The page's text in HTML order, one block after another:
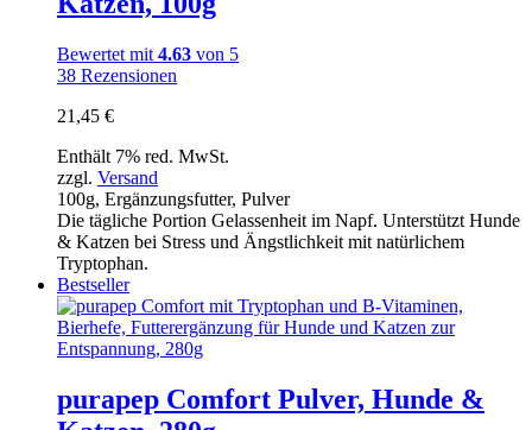
Bewertet mit 4.63 von 5
38 Rezensionen
21,45 €
Enthält 7% red. MwSt.
zzgl. Versand
100g, Ergänzungsfutter, Pulver
Die tägliche Portion Gelassenheit im Napf. Unterstützt Hunde
& Katzen bei Stress und Ängstlichkeit mit natürlichem
Tryptophan.
Bestseller
purapep Comfort Pulver, Hunde &